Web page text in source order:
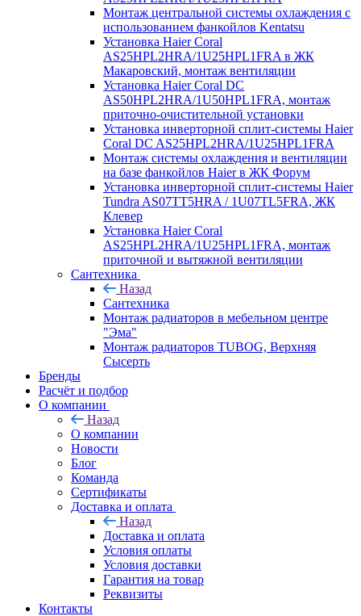
Монтаж центральной системы охлаждения с
использованием фанкойлов Kentatsu
Установка Haier Coral
AS25HPL2HRA/1U25HPL1FRA в ЖК
Макаровский, монтаж вентиляции
Установка Haier Coral DC
AS50HPL2HRA/1U50HPL1FRA, монтаж
приточно-очистительной установки
Установка инверторной сплит-системы Haier
Coral DC AS25HPL2HRA/1U25HPL1FRA
Монтаж системы охлаждения и вентиляции
на базе фанкойлов Haier в ЖК Форум
Установка инверторной сплит-системы Haier
Tundra AS07TT5HRA / 1U07TL5FRA, ЖК
Клевер
Установка Haier Coral
AS25HPL2HRA/1U25HPL1FRA, монтаж
приточной и вытяжной вентиляции
Сантехника
Назад
Сантехника
Монтаж радиаторов в мебельном центре
"Эма"
Монтаж радиаторов TUBOG, Верхняя
Сысерть
Бренды
Расчёт и подбор
О компании
Назад
О компании
Новости
Блог
Команда
Сертификаты
Доставка и оплата
Назад
Доставка и оплата
Условия оплаты
Условия доставки
Гарантия на товар
Реквизиты
Контакты